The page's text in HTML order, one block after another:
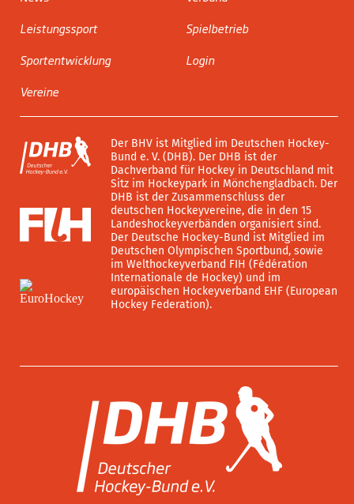
Leistungssport
Sportentwicklung
Vereine
Spielbetrieb
Login
Der BHV ist Mitglied im Deutschen Hockey-
Bund e. V. (DHB). Der DHB ist der
Dachverband für Hockey in Deutschland mit
Sitz im Hockeypark in Mönchengladbach. Der
DHB ist der Zusammenschluss der
deutschen Hockeyvereine, die in den 15
Landeshockeyverbänden organisiert sind.
Der Deutsche Hockey-Bund ist Mitglied im
Deutschen Olympischen Sportbund, sowie
im Welthockeyverband FIH (Fédération
Internationale de Hockey) und im
europäischen Hockeyverband EHF (European
Hockey Federation).